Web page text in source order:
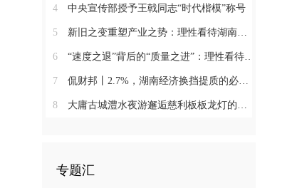
4 中央宣传部授予王戟同志“时代楷模”称号
5 新旧之变重塑产业之势：理性看待湖南经济半年报（二）
6 “速度之退”背后的“质量之进”：理性看待湖南经济半年报（一）
7 侃财邦丨2.7%，湖南经济换挡提质的必经关口
8 大庸古城澧水夜游邂逅慈利板板龙灯的千年浪漫
专题汇